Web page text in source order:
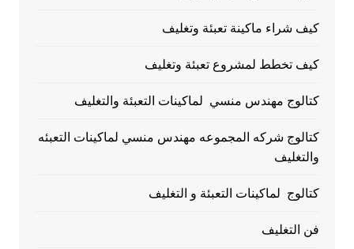
كيف شراء ماكينة تعبئة وتغليف
كيف تخطط لمشروع تعبئة وتغليف
كتالوج مهندس منسي لماكينات التعبئة والتغليف
كتالوج شركه المجموعه مهندس منسي لماكينات التعبئه
والتغليف
كتالوج لماكينات التعبئة و التغليف
فن التغليف